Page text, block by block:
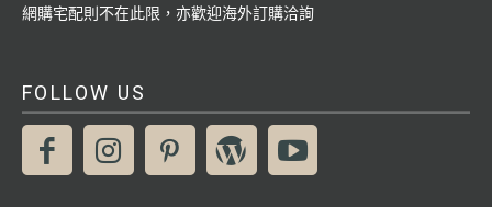
網購宅配則不在此限，亦歡迎海外訂購洽詢
FOLLOW US